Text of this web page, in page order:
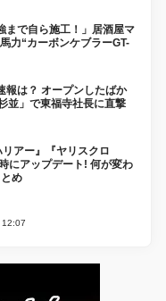
まで自ら施工！」居酒屋マ
力“カーボンケブラーGT-
報は？ オープンしたばか
並」で東福寺社長に直撃
リアー』『ヤリスクロ
にアップデート! 何が変わ
め
12:07